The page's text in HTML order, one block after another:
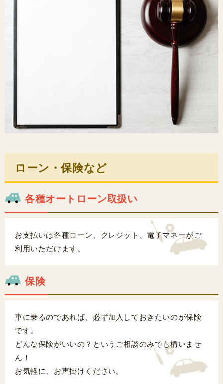
ローン・保険など
各種オートローン取扱い
お支払いは各種ローン、クレジット、電子マネーがご
利用いただけます。
保険
車に乗るのであれば、必ず加入しておきたいのが保険
です。
どんな保険がいいの？というご相談のみでも構いませ
ん！
お気軽に、お声掛けください。